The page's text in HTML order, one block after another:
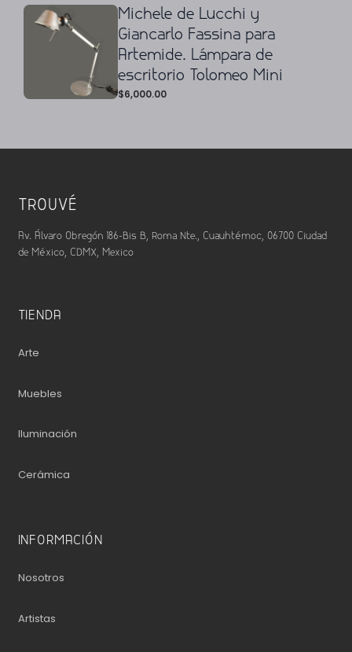
Michele de Lucchi y
Giancarlo Fassina para
Artemide. Lámpara de
escritorio Tolomeo Mini
$6,000.00
TROUVÉ
Av. Álvaro Obregón 186-Bis B, Roma Nte., Cuauhtémoc, 06700 Ciudad
de México, CDMX, Mexico
TIENDA
Arte
Muebles
Iluminación
Cerámica
INFORMACIÓN
Nosotros
Artistas